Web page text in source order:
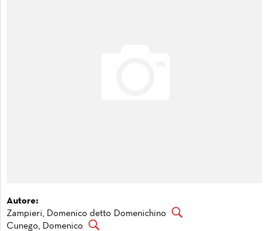
Autore:
Zampieri, Domenico detto Domenichino
Cunego, Domenico